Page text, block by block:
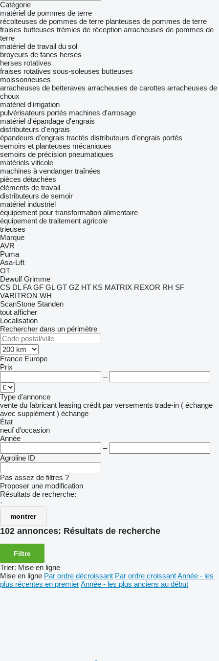
Catégorie
matériel de pommes de terre
récolteuses de pommes de terre planteuses de pommes de terre
fraises butteuses trémies de réception arracheuses de pommes de
terre
matériel de travail du sol
broyeurs de fanes herses
herses rotatives
fraises rotatives sous-soleuses butteuses
moissonneuses
arracheuses de betteraves arracheuses de carottes arracheuses de
choux
matériel d'irrigation
pulvérisateurs portés machines d'arrosage
matériel d'épandage d'engrais
distributeurs d'engrais
épandeurs d'engrais tractés distributeurs d'engrais portés
semoirs et planteuses mécaniques
semoirs de précision pneumatiques
matériels viticole
machines à vendanger traînées
pièces détachées
éléments de travail
distributeurs de semoir
matériel industriel
équipement pour transformation alimentaire
équipement de traitement agricole
trieuses
Marque
AVR
Puma
Asa-Lift
OT
Dewulf Grimme
CS DL FA GF GL GT GZ HT KS MATRIX REXOR RH SF
VARITRON WH
ScanStone Standen
tout afficher
Localisation
Rechercher dans un périmètre
France Europe
Prix
–
Type d'annonce
vente du fabricant leasing crédit par versements trade-in ( échange
avec supplément ) échange
État
neuf d'occasion
Année
–
Agroline ID
Pas assez de filtres ?
Proposer une modification
Résultats de recherche:
-
montrer
102 annonces: Résultats de recherche
Filtre
Trier: Mise en ligne
Mise en ligne Par ordre décroissant Par ordre croissantAnnée - les
plus récentes en premierAnnée - les plus anciens au début